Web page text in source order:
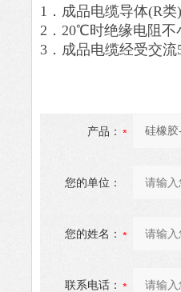
1．成品电缆导体(R类
2．20℃时绝缘电阻
3．成品电缆经受交流
产品：
您的单位：
您的姓名：
联系电话：